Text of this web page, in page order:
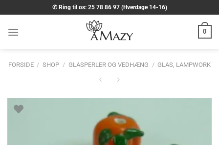
til
indhold
✆ Ring til os: 25 78 86 97 (Hverdage 14-16)
0
FORSIDE / SHOP / GLASPERLER OG VEDHÆNG / GLAS, LAMPWORK